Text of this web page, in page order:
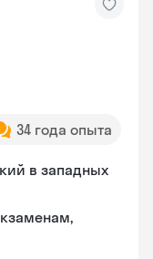
34 года опыта
в западных